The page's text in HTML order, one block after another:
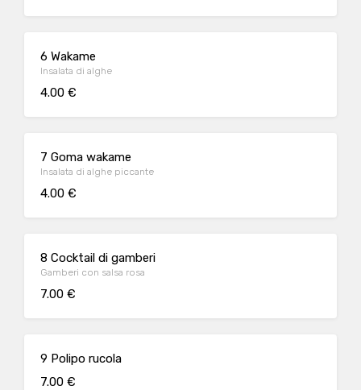
6 Wakame
Insalata di alghe
4.00 €
7 Goma wakame
Insalata di alghe piccante
4.00 €
8 Cocktail di gamberi
Gamberi con salsa rosa
7.00 €
9 Polipo rucola
7.00 €